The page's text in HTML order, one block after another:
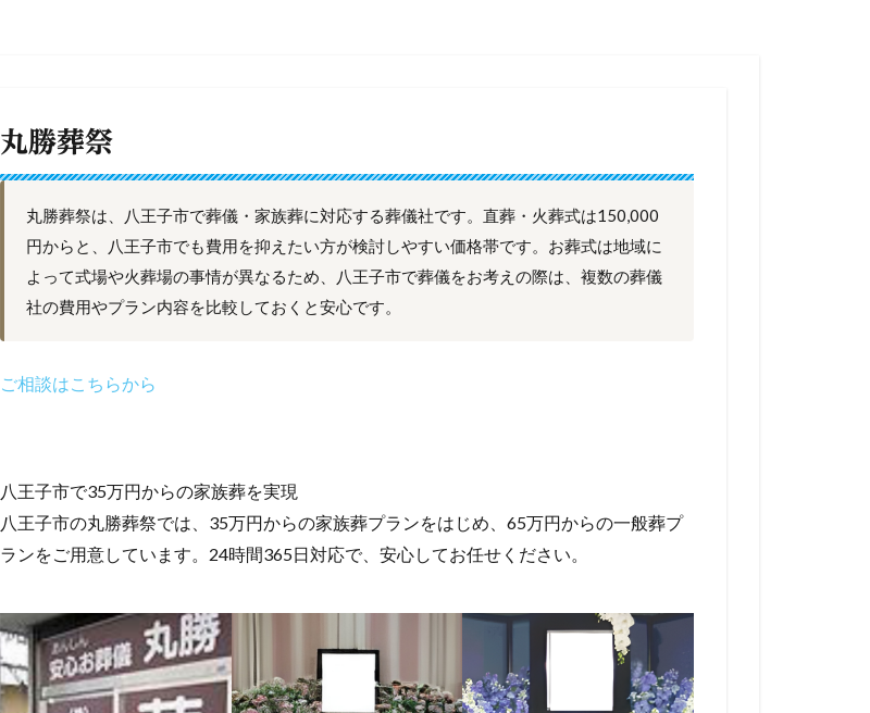
丸勝葬祭
丸勝葬祭は、八王子市で葬儀・家族葬に対応する葬儀社です。直葬・火葬式は150,000
円からと、八王子市でも費用を抑えたい方が検討しやすい価格帯です。お葬式は地域に
よって式場や火葬場の事情が異なるため、八王子市で葬儀をお考えの際は、複数の葬儀
社の費用やプラン内容を比較しておくと安心です。
ご相談はこちらから
八王子市で35万円からの家族葬を実現
八王子市の丸勝葬祭では、35万円からの家族葬プランをはじめ、65万円からの一般葬プ
ランをご用意しています。24時間365日対応で、安心してお任せください。